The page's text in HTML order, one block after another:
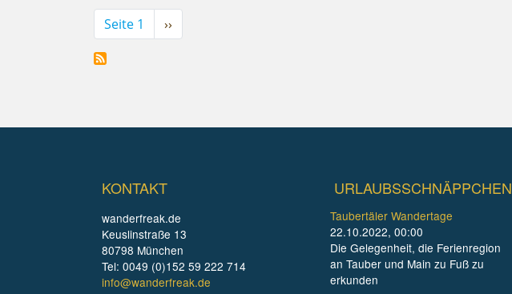
Seitennummerierung
Seite 1
Nächste
Seite
››
KONTAKT
wanderfreak.de
Keuslinstraße 13
80798 München
Tel: 0049 (0)152 59 222 714
info@wanderfreak.de
URLAUBSSCHNÄPPCHEN
Taubertäler Wandertage
22.10.2022, 00:00
Die Gelegenheit, die Ferienregion
an Tauber und Main zu Fuß zu
erkunden